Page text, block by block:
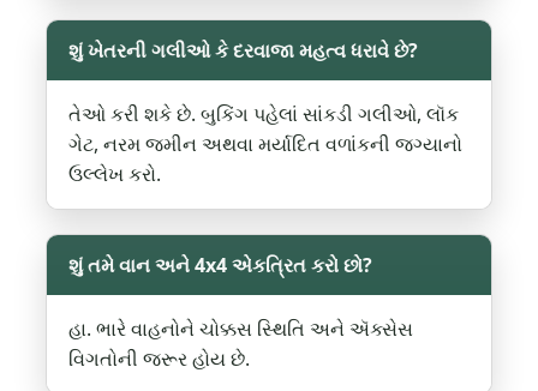
શું ખેતરની ગલીઓ કે દરવાજા મહત્વ ધરાવે છે?
તેઓ કરી શકે છે. બુકિંગ પહેલાં સાંકડી ગલીઓ, લૉક
ગેટ, નરમ જમીન અથવા મર્યાદિત વળાંકની જગ્યાનો
ઉલ્લેખ કરો.
શું તમે વાન અને 4x4 એકત્રિત કરો છો?
હા. ભારે વાહનોને ચોક્કસ સ્થિતિ અને ઍક્સેસ
વિગતોની જરૂર હોય છે.